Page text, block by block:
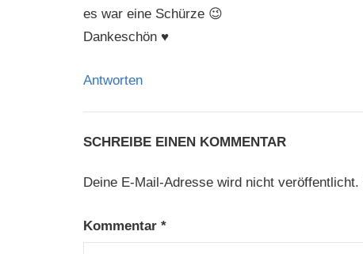
es war eine Schürze 😉
Dankeschön ♥
Antworten
SCHREIBE EINEN KOMMENTAR
Deine E-Mail-Adresse wird nicht veröffentlicht.
Kommentar *